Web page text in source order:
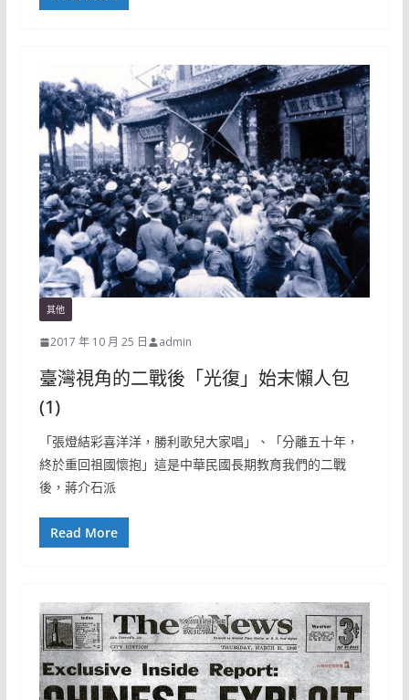
其他
2017 年 10 月 25 日 admin
臺灣視角的二戰後「光復」始末懶人包
(1)
「張燈結彩喜洋洋，勝利歌兒大家唱」、「分離五十年，
終於重回祖國懷抱」這是中華民國長期教育我們的二戰
後，蔣介石派
Read More